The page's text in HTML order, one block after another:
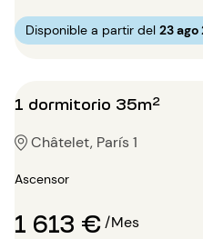
Disponible a partir del 23 ago
1 dormitorio 35m²
Châtelet, París 1
Ascensor
1 613 €/Mes